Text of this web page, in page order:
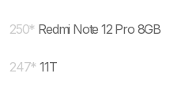
250* Redmi Note 12 Pro 8GB
247* 11T